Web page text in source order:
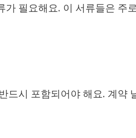
필요해요. 이 서류들은
드시 포함되어야 해요. 계